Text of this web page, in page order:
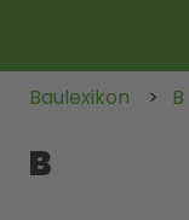
Baulexikon B
B